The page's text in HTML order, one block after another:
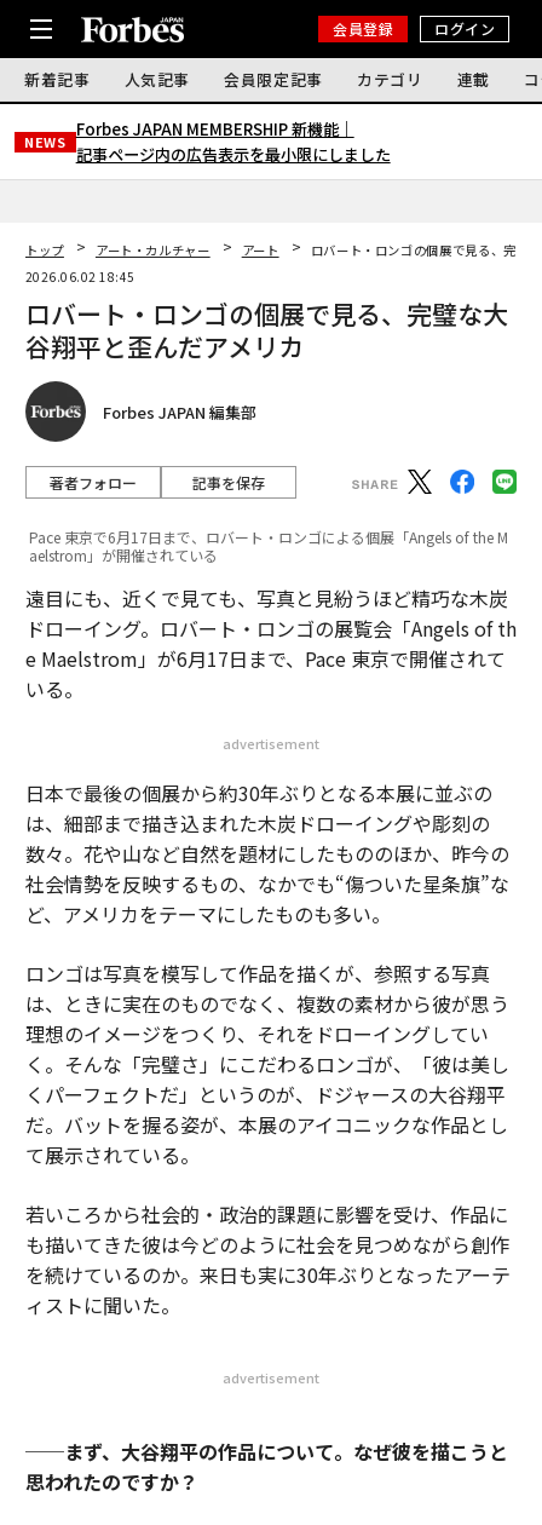
会員登録 ログイン
新着記事 人気記事 会員限定記事 カテゴリ 連載
NEWS
Forbes JAPAN MEMBERSHIP 新機能｜
記事ページ内の広告表示を最小限にしました
トップ アート・カルチャー アート
ロバート・ロンゴの個展で見る、完璧
2026.06.02 18:45
ロバート・ロンゴの個展で見る、完璧な大
谷翔平と歪んだアメリカ
Forbes JAPAN 編集部
著者フォロー 記事を保存
Pace 東京で6月17日まで、ロバート・ロンゴによる個展「Angels of the M
aelstrom」が開催されている
遠目にも、近くで見ても、写真と見紛うほど精巧な木炭
ドローイング。ロバート・ロンゴの展覧会「Angels of th
e Maelstrom」が6月17日まで、Pace 東京で開催されて
いる。
advertisement
日本で最後の個展から約30年ぶりとなる本展に並ぶの
は、細部まで描き込まれた木炭ドローイングや彫刻の
数々。花や山など自然を題材にしたもののほか、昨今の
社会情勢を反映するもの、なかでも“傷ついた星条旗”な
ど、アメリカをテーマにしたものも多い。
ロンゴは写真を模写して作品を描くが、参照する写真
は、ときに実在のものでなく、複数の素材から彼が思う
理想のイメージをつくり、それをドローイングしてい
く。そんな「完璧さ」にこだわるロンゴが、「彼は美し
くパーフェクトだ」というのが、ドジャースの大谷翔平
だ。バットを握る姿が、本展のアイコニックな作品とし
て展示されている。
若いころから社会的・政治的課題に影響を受け、作品に
も描いてきた彼は今どのように社会を見つめながら創作
を続けているのか。来日も実に30年ぶりとなったアーテ
ィストに聞いた。
advertisement
──まず、大谷翔平の作品について。なぜ彼を描こうと
思われたのですか？